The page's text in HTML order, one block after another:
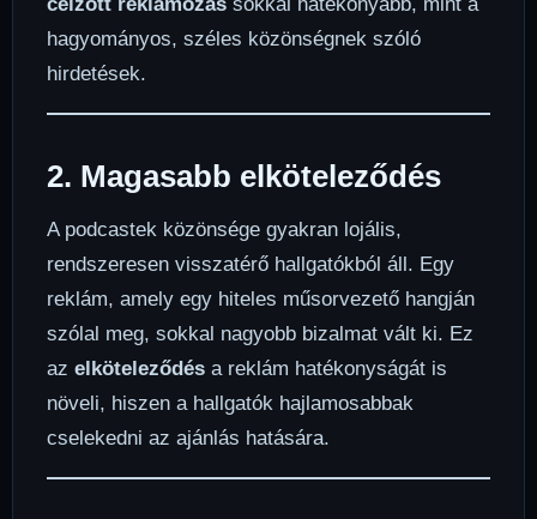
hagyományos, széles közönségnek szóló
hirdetések.
2. Magasabb elköteleződés
A podcastek közönsége gyakran lojális,
rendszeresen visszatérő hallgatókból áll. Egy
reklám, amely egy hiteles műsorvezető hangján
szólal meg, sokkal nagyobb bizalmat vált ki. Ez
az elköteleződés a reklám hatékonyságát is
növeli, hiszen a hallgatók hajlamosabbak
cselekedni az ajánlás hatására.